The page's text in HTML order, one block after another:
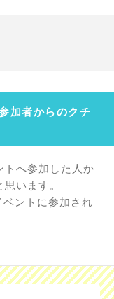
加者からのクチ
トへ参加した人か
います。
ントに参加され